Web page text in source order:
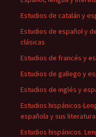
Estudios de catalán y
Estudios de español y
clásicas
Estudios de francés y
Estudios de gallego y
Estudios de inglés y
Estudios hispánicos-
española y sus
Estudios hispánicos.